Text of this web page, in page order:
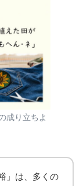
成り立ちよ
」は、多くの